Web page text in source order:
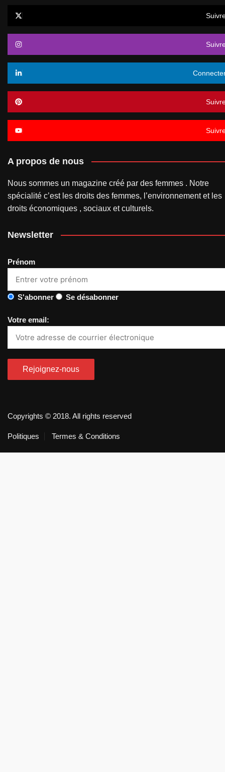
A propos de nous
Nous sommes un magazine créé par des femmes . Notre
spécialité c’est les droits des femmes, l’environnement et les
droits économiques , sociaux et culturels.
Newsletter
Prénom
S'abonner Se désabonner
Votre email:
Copyrights © 2018. All rights reserved
Politiques Termes & Conditions